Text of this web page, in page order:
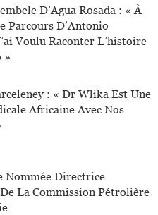
D’Agua Rosada : « À
Parcours D’Antonio
Voulu Raconter L’histoire
»
: « Dr Wlika Est Une
Africaine Avec Nos
Nommée Directrice
La Commission Pétrolière